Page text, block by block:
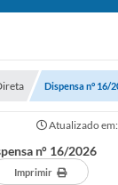
Dispensa n° 16/
Atualizado
n° 16/2026
Imprimir